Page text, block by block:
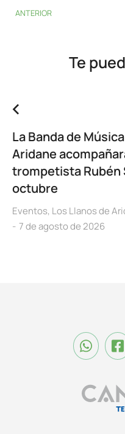
ANTERIOR
Te
La Banda de
Aridane
trompetista Rubén
octubre
Eventos, Los Llanos de
7 de agosto de 2026